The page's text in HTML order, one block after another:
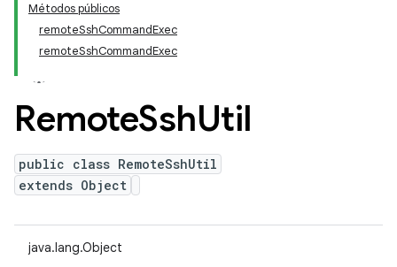
Métodos públicos
remoteSshCommandExec
remoteSshCommandExec
RemoteSshUtil
public class RemoteSshUtil
extends Object
java.lang.Object